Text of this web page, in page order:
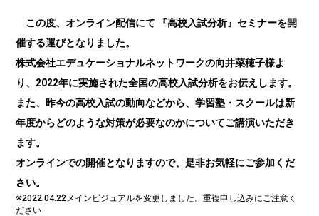
この度、オンライン配信にて 『高校入試分析』セミナーを開
催する運びとなりました。
株式会社エデュケーショナルネットワークの向井菜穂子様よ
り、2022年に実施された全国の高校入試分析をお伝えします。
また、昨今の高校入試の動向などから、学習塾・スクールは新
年度からどのような対策が必要なのかについてご講演いただき
ます。
オンラインでの開催となりますので、是非お気軽にご参加くだ
さい。
※2022.04.22メインビジュアルを変更しました。重複申し込みにご注意く
ださい